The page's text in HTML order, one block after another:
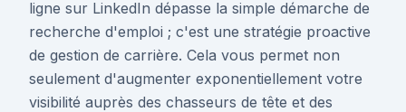
ligne sur LinkedIn dépasse la simple démarche de
recherche d'emploi ; c'est une stratégie proactive
de gestion de carrière. Cela vous permet non
seulement d'augmenter exponentiellement votre
visibilité auprès des chasseurs de tête et des